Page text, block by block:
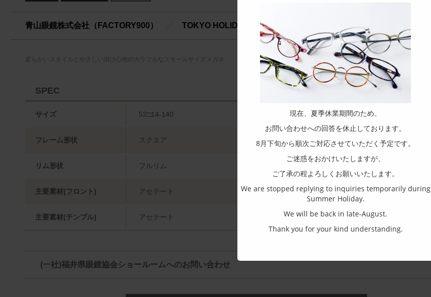
青山眼鏡株式会社（FACTORY900） TOKYO HOLIDAYS
柔らかいスタイルとやさしい掛け心地のカラフルなスモールサイズメガネ
SPEC
サイズ 52□14-140
フレーム形状 スクエア
リム形状 フルリム
主要素材(フロント) アセテート
主要素材(テンプル) アセテート
(一社)福井県眼鏡協会ショールームへのお問い合わせ
現在、夏季休業期間のため、
お問い合わせへの回答を休止しております。
8月下旬から順次ご対応させていただく予定です。
ご迷惑をおかけいたしますが、
ご了承の程よろしくお願いいたします。
We are stopped replying to inquiries temporarily during
Summer Holiday.
We will be back in late-August.
Thank you for your kind understanding.